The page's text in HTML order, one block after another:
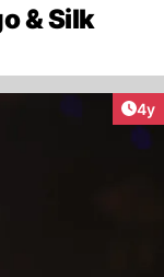
& Silk
4y